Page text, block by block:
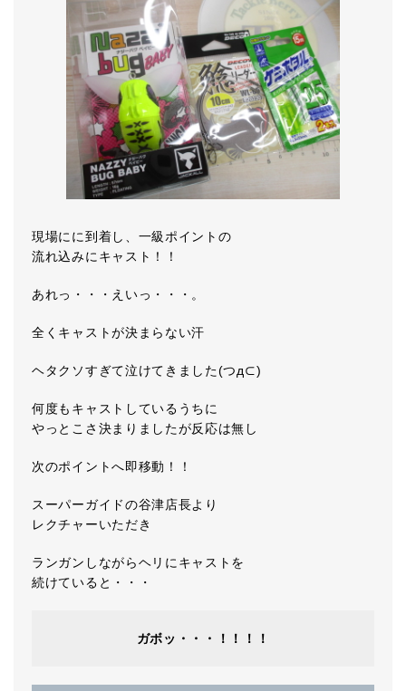
現場にに到着し、一級ポイントの
流れ込みにキャスト！！
あれっ・・・えいっ・・・。
全くキャストが決まらない汗
ヘタクソすぎて泣けてきました(つд⊂)
何度もキャストしているうちに
やっとこさ決まりましたが反応は無し
次のポイントへ即移動！！
スーパーガイドの谷津店長より
レクチャーいただき
ランガンしながらヘリにキャストを
続けていると・・・
ガボッ・・・！！！！